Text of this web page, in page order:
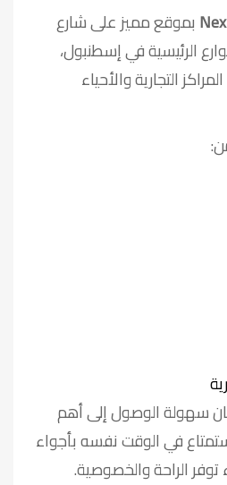
بموقع مميز على شارع
الرئيسية في إسطنبول،
التجارية والأحياء
سهولة الوصول إلى أهم
في الوقت نفسه بأجواء
الراحة والخصوصية.